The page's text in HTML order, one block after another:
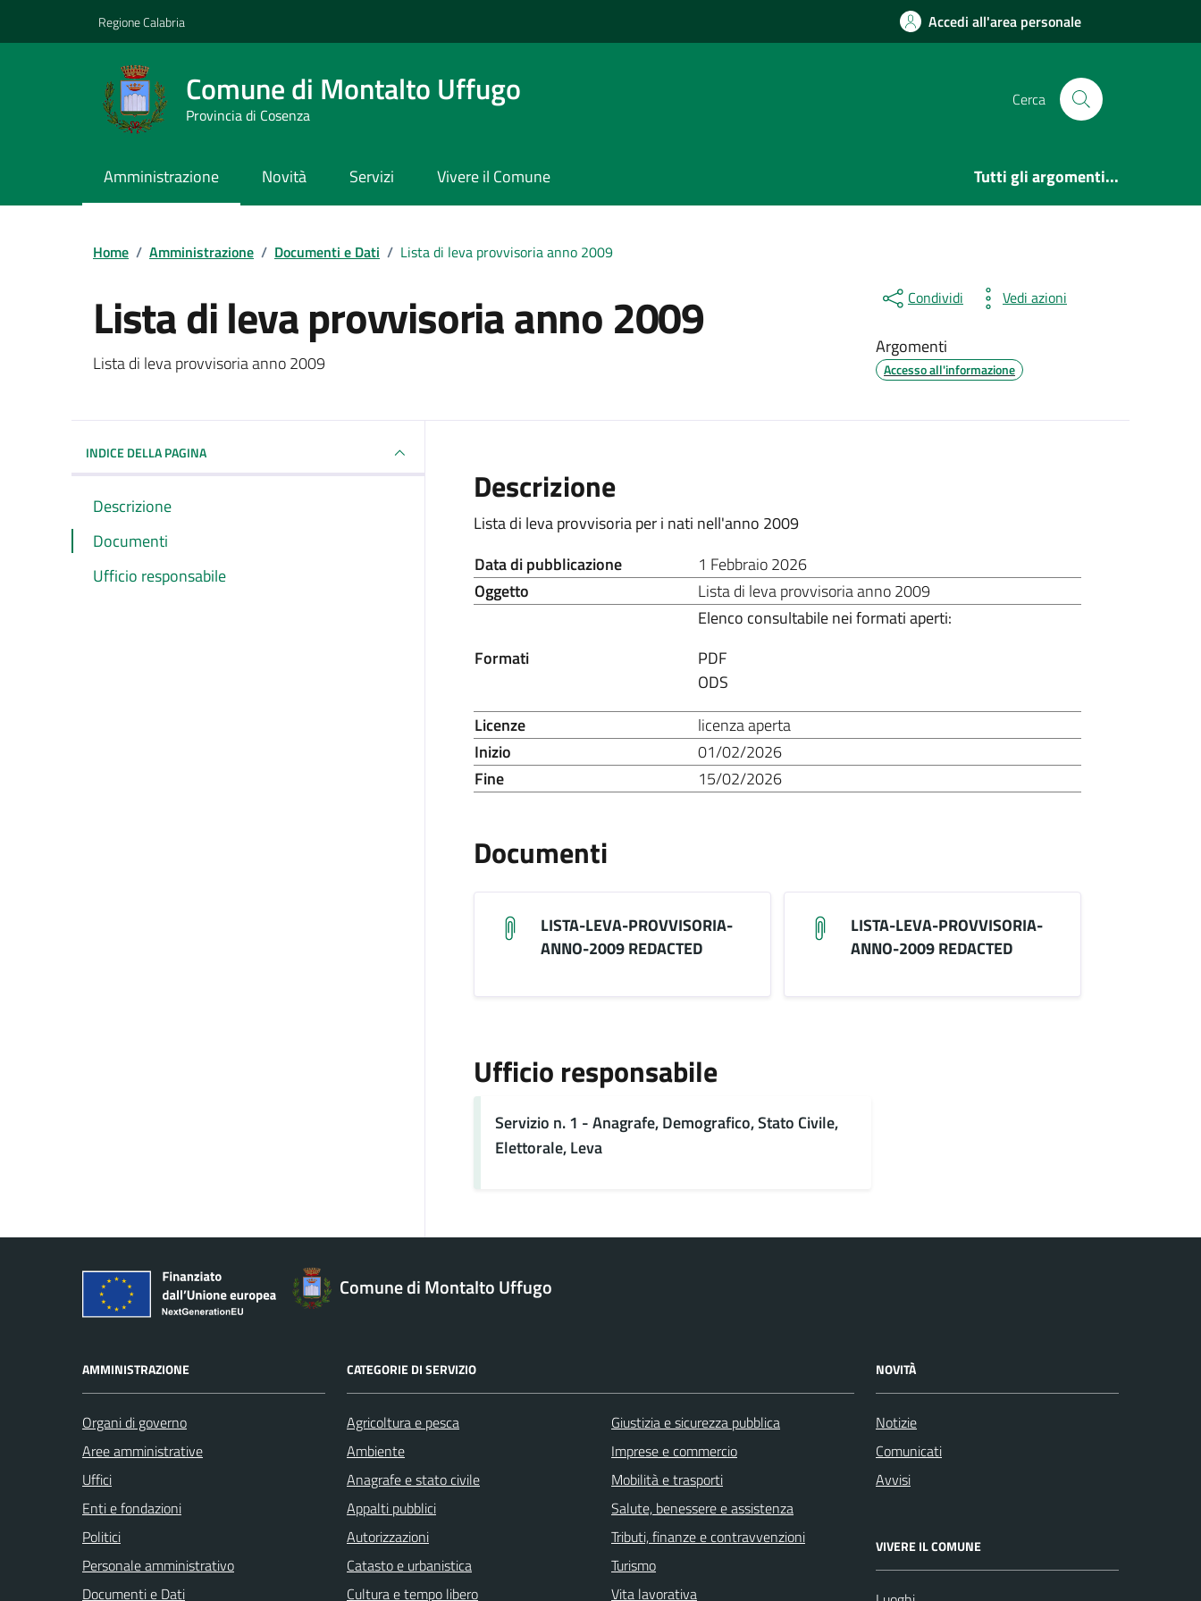
Regione Calabria Accedi all'area personale
Comune di Montalto Uffugo
Provincia di Cosenza
Cerca
Amministrazione Novità Servizi Vivere il Comune Tutti gli argomenti...
Home / Amministrazione / Documenti e Dati / Lista di leva provvisoria anno 2009
Lista di leva provvisoria anno 2009
Dettagli del documento
Lista di leva provvisoria anno 2009
Condividi Vedi azioni
Argomenti
Accesso all'informazione
INDICE DELLA PAGINA
Descrizione
Documenti
Ufficio responsabile
Descrizione
Lista di leva provvisoria per i nati nell'anno 2009
Data di pubblicazione
1 Febbraio 2026
Oggetto
Lista di leva provvisoria anno 2009
Formati
Elenco consultabile nei formati aperti:
PDF
ODS
Licenze
licenza aperta
Inizio
01/02/2026
Fine
15/02/2026
Documenti
LISTA-LEVA-PROVVISORIA-
ANNO-2009 REDACTED
LISTA-LEVA-PROVVISORIA-
ANNO-2009 REDACTED
Ufficio responsabile
Servizio n. 1 - Anagrafe, Demografico, Stato Civile,
Elettorale, Leva
Comune di Montalto Uffugo
AMMINISTRAZIONE
Organi di governo
Aree amministrative
Uffici
Enti e fondazioni
Politici
Personale amministrativo
Documenti e Dati
CATEGORIE DI SERVIZIO
Agricoltura e pesca
Ambiente
Anagrafe e stato civile
Appalti pubblici
Autorizzazioni
Catasto e urbanistica
Cultura e tempo libero
Giustizia e sicurezza pubblica
Imprese e commercio
Mobilità e trasporti
Salute, benessere e assistenza
Tributi, finanze e contravvenzioni
Turismo
Vita lavorativa
NOVITÀ
Notizie
Comunicati
Avvisi
VIVERE IL COMUNE